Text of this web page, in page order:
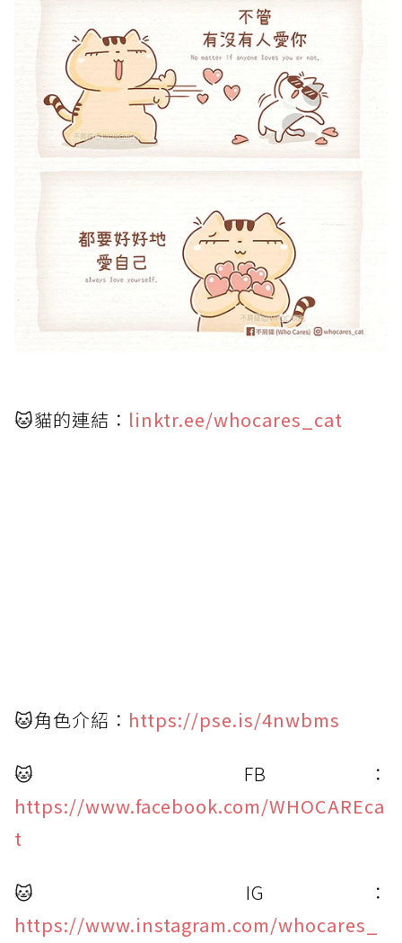
🐱貓的連結： linktr.ee/whocares_cat
🐱角色介紹： https://pse.is/4nwbms
🐱
FB：
https://www.facebook.com/WHOCAREca
t
🐱
IG：
https://www.instagram.com/whocares_